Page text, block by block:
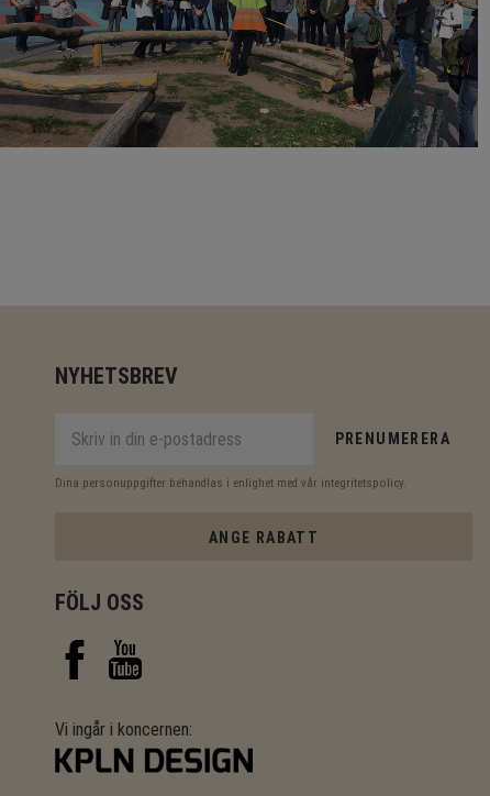
NYHETSBREV
PRENUMERERA
Dina personuppgifter behandlas i enlighet med vår integritetspolicy.
ANGE RABATT
FÖLJ OSS
Vi ingår i koncernen: